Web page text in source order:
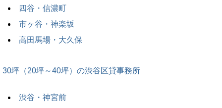
四谷・信濃町
市ヶ谷・神楽坂
高田馬場・大久保
30坪（20坪～40坪）の渋谷区貸事務所
渋谷・神宮前